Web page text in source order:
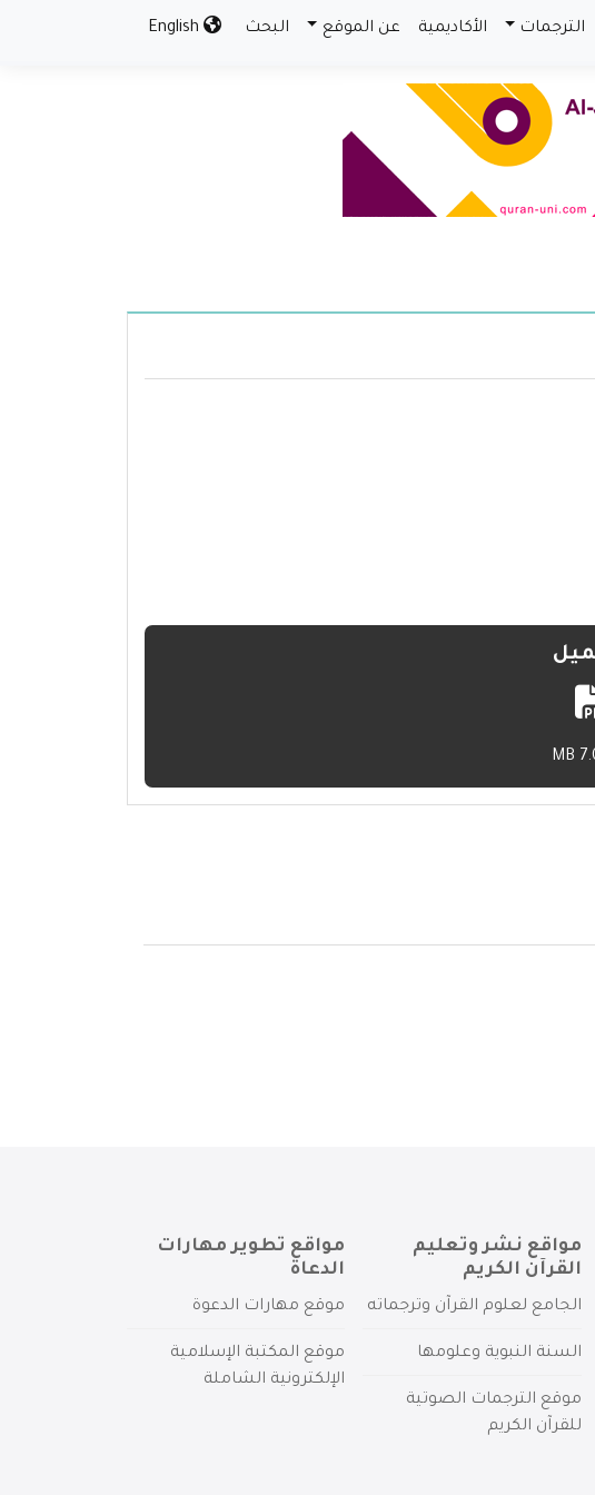
الترجمات الأكاديمية عن الموقع البحث
مواقع نشر وتعليم
القرآن الكريم
الجامع لعلوم القرآن وترجماته
السنة النبوية وعلومها
موقع الترجمات الصوتية
للقرآن الكريم
مواقع تطوير مهارات
الدعاة
موقع مهارات الدعوة
موقع المكتبة الإسلامية
الإلكترونية الشاملة